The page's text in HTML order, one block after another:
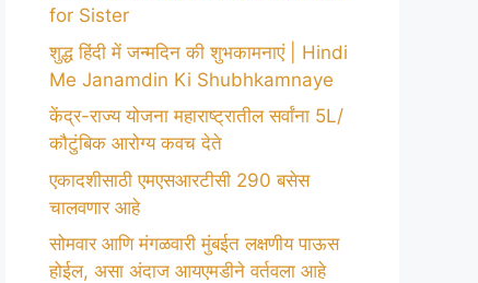
for Sister
शुद्ध हिंदी में जन्मदिन की शुभकामनाएं | Hindi
Me Janamdin Ki Shubhkamnaye
केंद्र-राज्य योजना महाराष्ट्रातील सर्वांना 5L/
कौटुंबिक आरोग्य कवच देते
एकादशीसाठी एमएसआरटीसी 290 बसेस
चालवणार आहे
सोमवार आणि मंगळवारी मुंबईत लक्षणीय पाऊस
होईल, असा अंदाज आयएमडीने वर्तवला आहे